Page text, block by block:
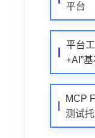
平台
平台
+AI”
MCP
测试